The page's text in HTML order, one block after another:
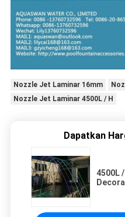
Nozzle Jet Laminar 16mm
Nozzle Jet Laminar 4500L / H
Dapatkan
4500L